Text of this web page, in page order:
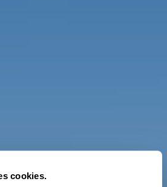
cookies.